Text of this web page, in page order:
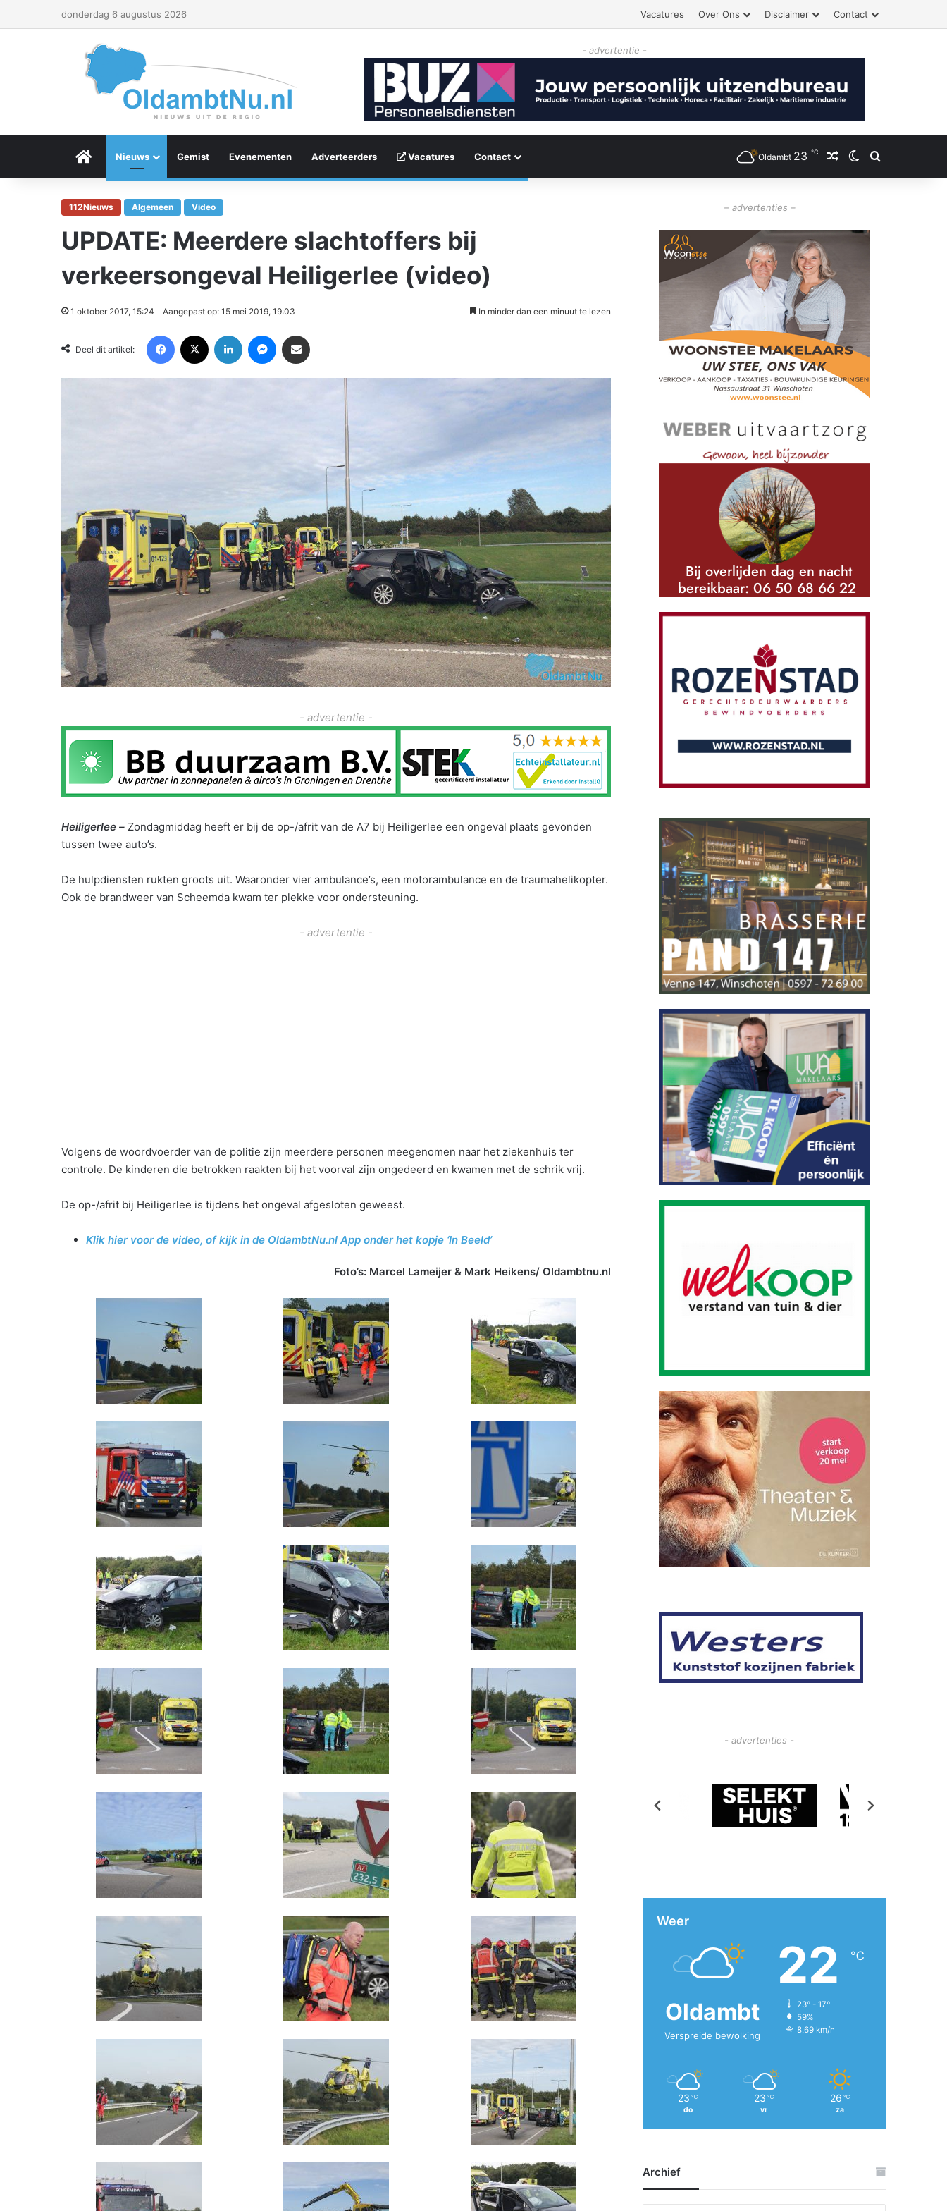
donderdag 6 augustus 2026 Vacatures Over Ons Disclaimer Contact
- advertentie -
Menu Item
Nieuws Gemist Evenementen Adverteerders Vacatures Contact Oldambt 23 ℃ Willekeurig artikel
Switch skin
Zoeken
112Nieuws Algemeen Video
UPDATE: Meerdere slachtoffers bij
verkeersongeval Heiligerlee (video)
1 oktober 2017, 15:24 Aangepast op: 15 mei 2019, 19:03 In minder dan een minuut te lezen
Deel dit artikel:
- advertentie -
Heiligerlee – Zondagmiddag heeft er bij de op-/afrit van de A7 bij Heiligerlee een ongeval plaats gevonden
tussen twee auto’s.
De hulpdiensten rukten groots uit. Waaronder vier ambulance’s, een motorambulance en de traumahelikopter.
Ook de brandweer van Scheemda kwam ter plekke voor ondersteuning.
- advertentie -
Volgens de woordvoerder van de politie zijn meerdere personen meegenomen naar het ziekenhuis ter
controle. De kinderen die betrokken raakten bij het voorval zijn ongedeerd en kwamen met de schrik vrij.
De op-/afrit bij Heiligerlee is tijdens het ongeval afgesloten geweest.
Klik hier voor de video, of kijk in de OldambtNu.nl App onder het kopje ‘In Beeld’
Foto’s: Marcel Lameijer & Mark Heikens/ Oldambtnu.nl
– advertenties –
- advertenties -
Weer
Oldambt
Verspreide bewolking
22 ℃
23º - 17º
59%
8.69 km/h
23 ℃
do
23 ℃
vr
26 ℃
za
Archief